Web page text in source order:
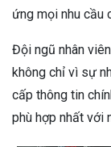
ứng mọi nhu cầu
Đội ngũ nhân
không chỉ vì sự
cấp thông tin
phù hợp nhất với